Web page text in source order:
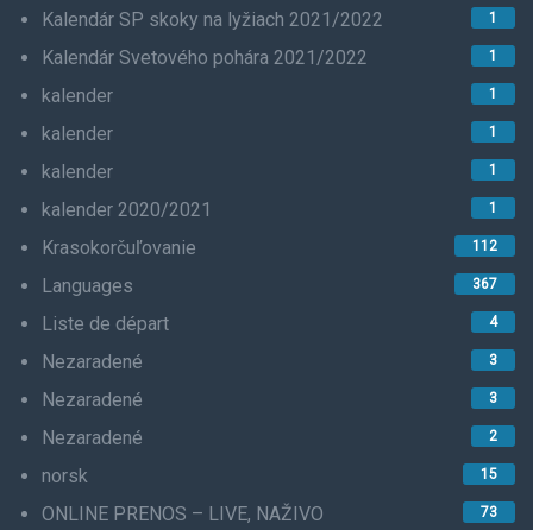
Kalendár SP skoky na lyžiach 2021/2022 1
Kalendár Svetového pohára 2021/2022 1
kalender 1
kalender 1
kalender 1
kalender 2020/2021 1
Krasokorčuľovanie 112
Languages 367
Liste de départ 4
Nezaradené 3
Nezaradené 3
Nezaradené 2
norsk 15
ONLINE PRENOS – LIVE, NAŽIVO 73